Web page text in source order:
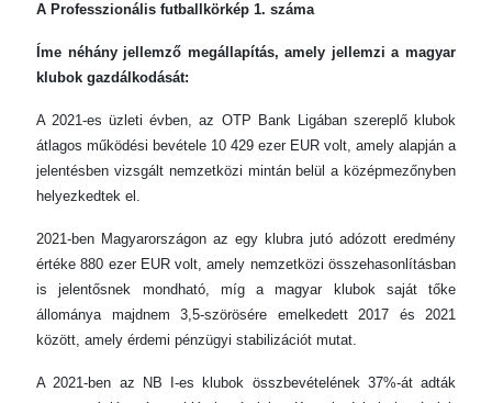
A Professzionális futballkörkép 1. száma
Íme néhány jellemző megállapítás, amely jellemzi a magyar
klubok gazdálkodását:
A 2021-es üzleti évben, az OTP Bank Ligában szereplő klubok
átlagos működési bevétele 10 429 ezer EUR volt, amely alapján a
jelentésben vizsgált nemzetközi mintán belül a középmezőnyben
helyezkedtek el.
2021-ben Magyarországon az egy klubra jutó adózott eredmény
értéke 880 ezer EUR volt, amely nemzetközi összehasonlításban
is jelentősnek mondható, míg a magyar klubok saját tőke
állománya majdnem 3,5-szörösére emelkedett 2017 és 2021
között, amely érdemi pénzügyi stabilizációt mutat.
A 2021-ben az NB I-es klubok összbevételének 37%-át adták